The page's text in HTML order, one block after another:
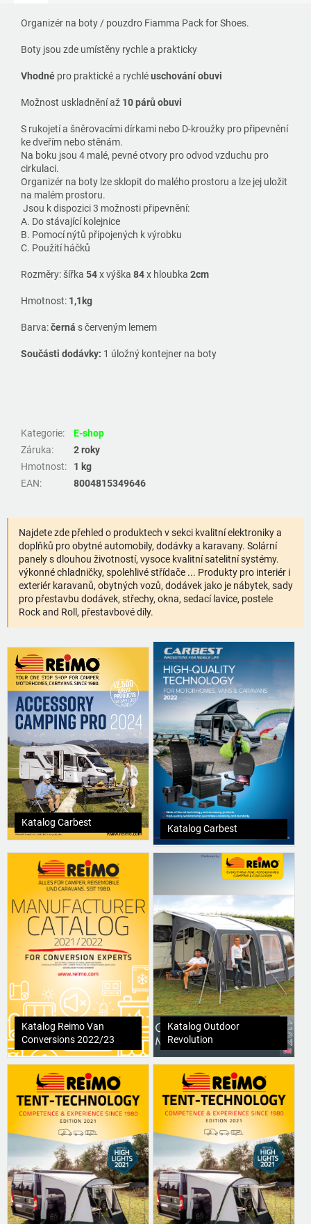
Organizér na boty / pouzdro Fiamma Pack for Shoes.
Boty jsou zde umístěny rychle a prakticky
Vhodné pro praktické a rychléuschování obuvi
Možnost uskladnění až 10 párů obuvi
S rukojetí a šněrovacími dírkami nebo D-kroužky pro připevnění
ke dveřím nebo stěnám.
Na boku jsou 4 malé, pevné otvory pro odvod vzduchu pro
cirkulaci.
Organizér na boty lze sklopit do malého prostoru a lze jej uložit
na malém prostoru.
Jsou k dispozici 3 možnosti připevnění:
A. Do stávající kolejnice
B. Pomocí nýtů připojených k výrobku
C. Použití háčků
Rozměry: šířka 54x výška 84x hloubka 2cm
Hmotnost: 1,1kg
Barva:černá s červeným lemem
Součásti dodávky: 1 úložný kontejner na boty
Kategorie:
E-shop
Záruka:
2 roky
Hmotnost:
1 kg
EAN: 8004815349646
Najdete zde přehled o produktech v sekci kvalitní elektroniky a
doplňků pro obytné automobily, dodávky a karavany. Solární
panely s dlouhou životností, vysoce kvalitní satelitní systémy.
výkonné chladničky, spolehlivé střídače ... Produkty pro interiér i
exteriér karavanů, obytných vozů, dodávek jako je nábytek, sady
pro přestavbu dodávek, střechy, okna, sedací lavice, postele
Rock and Roll, přestavbové díly.
Katalog Carbest
Katalog Carbest
Katalog Reimo Van
Conversions 2022/23
Katalog Outdoor
Revolution